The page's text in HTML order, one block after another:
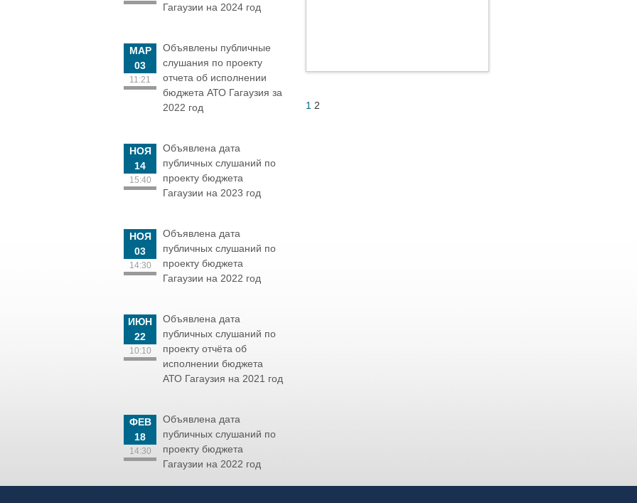
Гагаузии на 2024 год
МАР
03
11:21
Объявлены публичные
слушания по проекту
отчета об исполнении
бюджета АТО Гагаузия за
2022 год
НОЯ
14
15:40
Объявлена дата
публичных слушаний по
проекту бюджета
Гагаузии на 2023 год
НОЯ
03
14:30
Объявлена дата
публичных слушаний по
проекту бюджета
Гагаузии на 2022 год
ИЮН
22
10:10
Объявлена дата
публичных слушаний по
проекту отчёта об
исполнении бюджета
АТО Гагаузия на 2021 год
ФЕВ
18
14:30
Объявлена дата
публичных слушаний по
проекту бюджета
Гагаузии на 2022 год
1 2